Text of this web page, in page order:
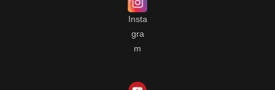
Insta
gra
m